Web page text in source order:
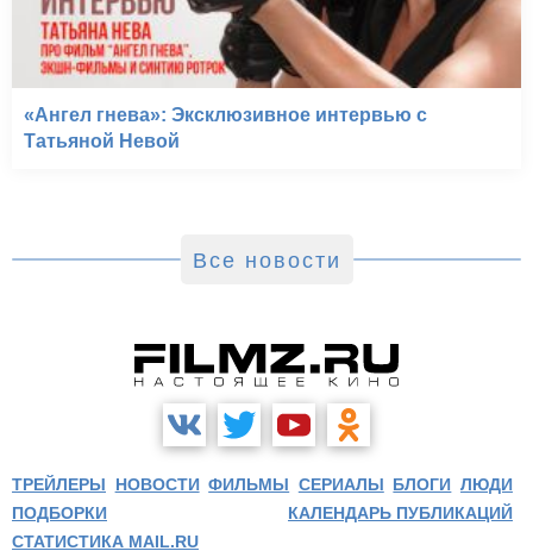
«Ангел гнева»: Эксклюзивное интервью с
Татьяной Невой
Все новости
ТРЕЙЛЕРЫ НОВОСТИ ФИЛЬМЫ СЕРИАЛЫ БЛОГИ ЛЮДИ
ПОДБОРКИ
КАЛЕНДАРЬ ПУБЛИКАЦИЙ
СТАТИСТИКА MAIL.RU